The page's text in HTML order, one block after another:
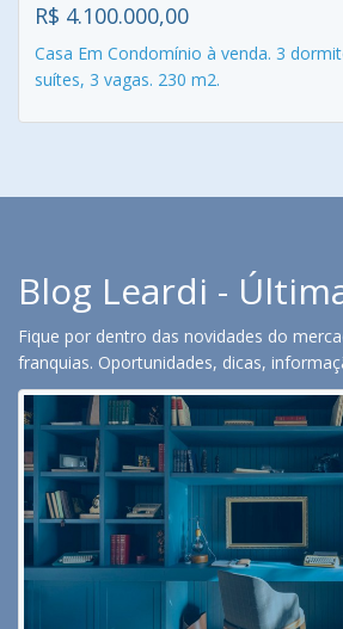
R$ 4.100.000,00
Casa Em Condomínio à venda. 3
suítes, 3 vagas. 230 m2.
Blog Leardi -
Fique por dentro das novidades do
franquias. Oportunidades, dicas,